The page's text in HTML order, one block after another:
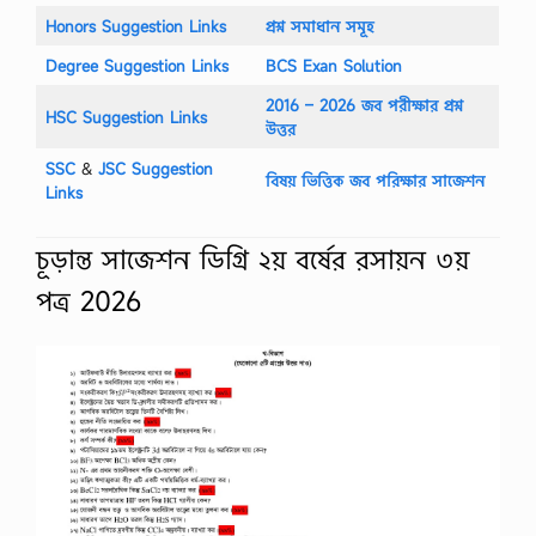
Honors Suggestion Links
প্রশ্ন সমাধান সমূহ
Degree Suggestion Links
BCS Exan Solution
HSC Suggestion Links
2016 – 2026 জব পরীক্ষার প্রশ্ন
উত্তর
SSC ‍& JSC Suggestion
Links
বিষয় ভিত্তিক জব পরিক্ষার সাজেশন
চূড়ান্ত সাজেশন ডিগ্রি ২য় বর্ষের রসায়ন ৩য়
পত্র 2026